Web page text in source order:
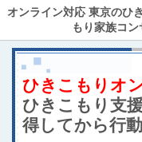
オンライン対応 東京のひ
もり家族コ
ひきこもりオ
ひきこもり支
得してから行